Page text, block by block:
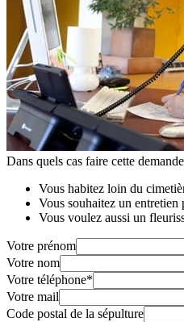
Dans quels cas faire cette
Vous habitez loin du
Vous souhaitez un entretien
Vous voulez aussi un
Votre prénom
Votre nom
Votre téléphone*
Votre mail
Code postal de la sépulture